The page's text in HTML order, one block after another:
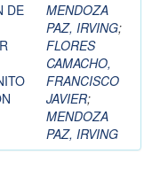
DE
MENDOZA
PAZ, IRVING;
FLORES
CAMACHO,
FRANCISCO
JAVIER;
MENDOZA
PAZ, IRVING